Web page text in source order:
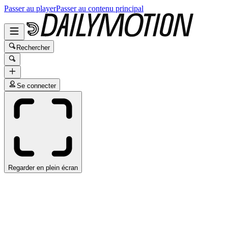
Passer au playerPasser au contenu principal
Rechercher
Se connecter
Regarder en plein écran